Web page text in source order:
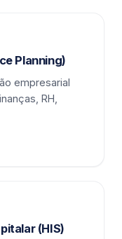
Planning)
empresarial
RH,
(HIS)